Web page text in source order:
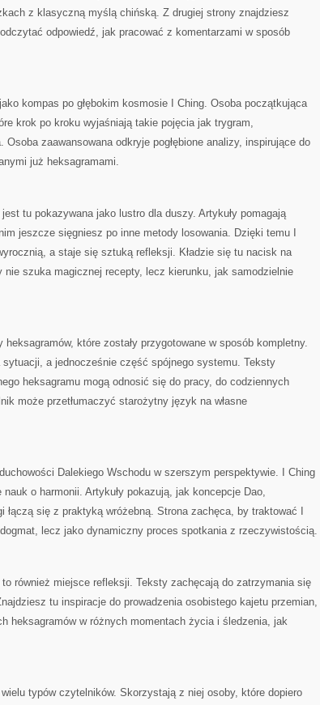
z klasyczną myślą chińską. Z drugiej strony znajdziesz
odpowiedź, jak pracować z komentarzami w sposób
kompas po głębokim kosmosie I Ching. Osoba początkująca
krok po kroku wyjaśniają takie pojęcia jak trygram,
Osoba zaawansowana odkryje pogłębione analizy, inspirujące do
już heksagramami.
jest tu pokazywana jako lustro dla duszy. Artykuły pomagają
jeszcze sięgniesz po inne metody losowania. Dzięki temu I
a staje się sztuką refleksji. Kładzie się tu nacisk na
nie szuka magicznej recepty, lecz kierunku, jak samodzielnie
heksagramów, które zostały przygotowane w sposób kompletny.
sytuacji, a jednocześnie część spójnego systemu. Teksty
heksagramu mogą odnosić się do pracy, do codziennych
może przetłumaczyć starożytny język na własne
Dalekiego Wschodu w szerszym perspektywie. I Ching
o harmonii. Artykuły pokazują, jak koncepcje Dao,
łączą się z praktyką wróżebną. Strona zachęca, by traktować I
lecz jako dynamiczny proces spotkania z rzeczywistością.
to również miejsce refleksji. Teksty zachęcają do zatrzymania się
tu inspiracje do prowadzenia osobistego kajetu przemian,
heksagramów w różnych momentach życia i śledzenia, jak
typów czytelników. Skorzystają z niej osoby, które dopiero